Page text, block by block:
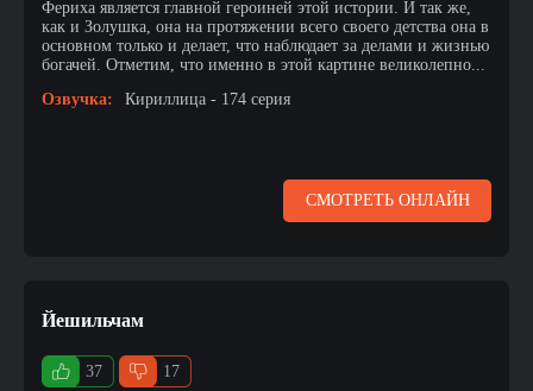
Фериха является главной героиней этой истории. И так же,
как и Золушка, она на протяжении всего своего детства она в
основном только и делает, что наблюдает за делами и жизнью
богачей. Отметим, что именно в этой картине великолепно...
Озвучка:
Кириллица - 174 серия
СМОТРЕТЬ ОНЛАЙН
Йешильчам
37 17